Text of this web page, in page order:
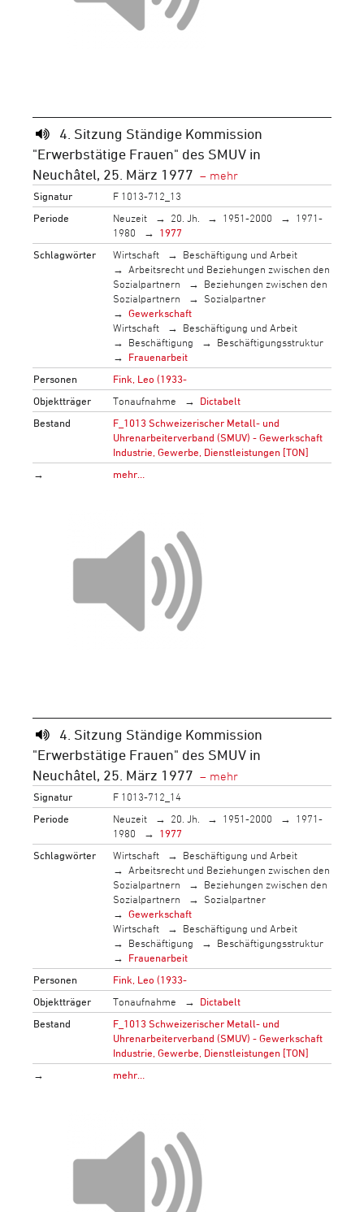
4. Sitzung Ständige Kommission
"Erwerbstätige Frauen" des SMUV in
Neuchâtel, 25. März 1977
Signatur
F 1013-712_13
Periode
Neuzeit 20. Jh. 1951-2000
1971-
1980
1977
Schlagwörter
Wirtschaft
Beschäftigung und Arbeit
Arbeitsrecht und Beziehungen zwischen den
Sozialpartnern
Beziehungen zwischen den
Sozialpartnern
Sozialpartner
Gewerkschaft
Wirtschaft
Beschäftigung und Arbeit
Beschäftigung
Beschäftigungsstruktur
Frauenarbeit
Personen
Fink, Leo (1933-
Objektträger
Tonaufnahme
Dictabelt
Bestand
F_1013 Schweizerischer Metall- und
Uhrenarbeiterverband (SMUV) - Gewerkschaft
Industrie, Gewerbe, Dienstleistungen [TON]
→
mehr…
4. Sitzung Ständige Kommission
"Erwerbstätige Frauen" des SMUV in
Neuchâtel, 25. März 1977
Signatur
F 1013-712_14
Periode
Neuzeit 20. Jh. 1951-2000
1971-
1980
1977
Schlagwörter
Wirtschaft
Beschäftigung und Arbeit
Arbeitsrecht und Beziehungen zwischen den
Sozialpartnern
Beziehungen zwischen den
Sozialpartnern
Sozialpartner
Gewerkschaft
Wirtschaft
Beschäftigung und Arbeit
Beschäftigung
Beschäftigungsstruktur
Frauenarbeit
Personen
Fink, Leo (1933-
Objektträger
Tonaufnahme
Dictabelt
Bestand
F_1013 Schweizerischer Metall- und
Uhrenarbeiterverband (SMUV) - Gewerkschaft
Industrie, Gewerbe, Dienstleistungen [TON]
→
mehr…